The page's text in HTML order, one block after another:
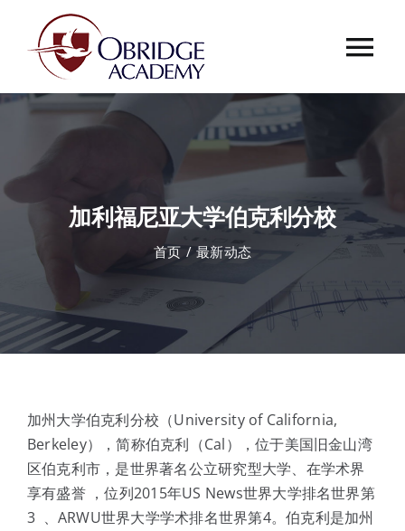
首页
欧桥介绍
课程中心
合作伙伴
体验中心
加利福尼亚大学伯克利分校
首页 最新动态
加州大学伯克利分校（University of California,
Berkeley），简称伯克利（Cal），位于美国旧金山湾
区伯克利市，是世界著名公立研究型大学、在学术界
享有盛誉 ，位列2015年US News世界大学排名世界第
3 、ARWU世界大学学术排名世界第4。伯克利是加州